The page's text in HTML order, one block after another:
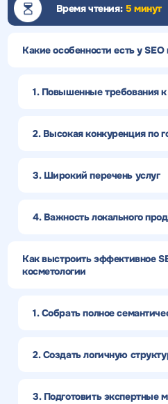
Время чтения: 5 минут
Какие особенности есть у
1. Повышенные требования
2. Высокая конкуренция по
3. Широкий перечень услуг
4. Важность локального
Как выстроить эффективное
косметологии
1. Собрать полное
2. Создать логичную
3. Подготовить экспертные